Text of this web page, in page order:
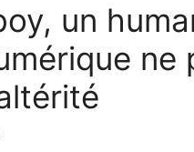
un
ne